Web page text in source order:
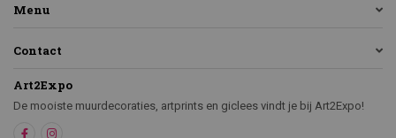
Menu
Contact
Art2Expo
De mooiste muurdecoraties, artprints en giclees vindt je bij Art2Expo!